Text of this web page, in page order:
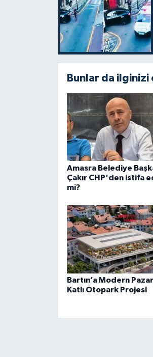
Bunlar da ilginizi
Amasra Belediye
Çakır CHP'den istifa
mi?
Bartın’a Modern
Katlı Otopark Projesi